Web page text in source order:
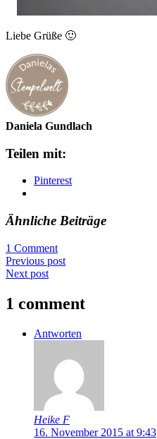
Liebe Grüße 🙂
Daniela Gundlach
Teilen mit:
Pinterest
Ähnliche Beiträge
1 Comment
Previous post
Next post
1 comment
Antworten
Heike F
16. November 2015 at 9:43